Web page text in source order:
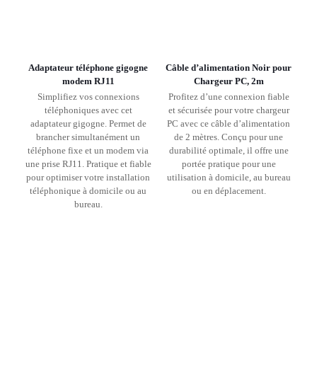
Adaptateur téléphone gigogne
modem RJ11
Simplifiez vos connexions
téléphoniques avec cet
adaptateur gigogne. Permet de
brancher simultanément un
téléphone fixe et un modem via
une prise RJ11. Pratique et fiable
pour optimiser votre installation
téléphonique à domicile ou au
bureau.
Câble d’alimentation Noir pour
Chargeur PC, 2m
Profitez d’une connexion fiable
et sécurisée pour votre chargeur
PC avec ce câble d’alimentation
de 2 mètres. Conçu pour une
durabilité optimale, il offre une
portée pratique pour une
utilisation à domicile, au bureau
ou en déplacement.